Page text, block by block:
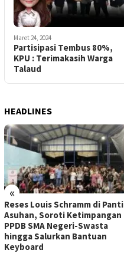
Maret 24, 2024
Partisipasi Tembus 80%,
KPU : Terimakasih Warga
Talaud
HEADLINES
«
Reses Louis Schramm di Panti
Asuhan, Soroti Ketimpangan
PPDB SMA Negeri-Swasta
hingga Salurkan Bantuan
Keyboard